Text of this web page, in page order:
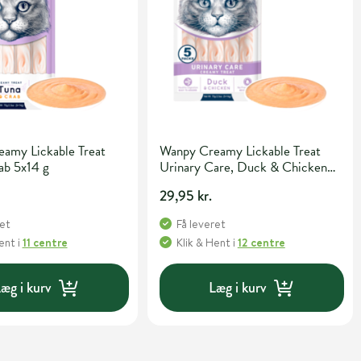
Lickable Treat
5x14 g
i 11 centre
i kurv
Wanpy Creamy Lickable Treat
Urinary Care, Duck & Chicken
29,95 kr.
Få leveret
Klik & Hent i 12 centre
Læg i kurv